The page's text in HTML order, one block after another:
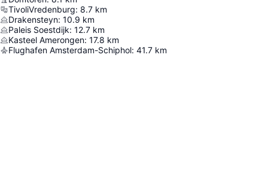
TivoliVredenburg: 8.7 km
Drakensteyn: 10.9 km
Paleis Soestdijk: 12.7 km
Kasteel Amerongen: 17.8 km
Flughafen Amsterdam-Schiphol: 41.7 km